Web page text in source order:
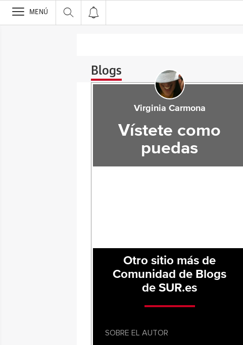
>
MENÚ
Blogs
Virginia Carmona
Vístete como
puedas
Otro sitio más de
Comunidad de Blogs
de SUR.es
SOBRE EL AUTOR